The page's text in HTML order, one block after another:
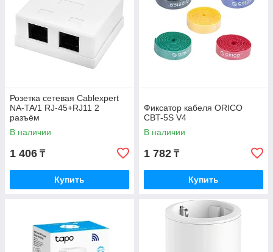
Розетка сетевая Cablexpert
NA-TA/1 RJ-45+RJ11 2
разъём
В наличии
1 406 ₸
Купить
Фиксатор кабеля ORICO
CBT-5S V4
В наличии
1 782 ₸
Купить